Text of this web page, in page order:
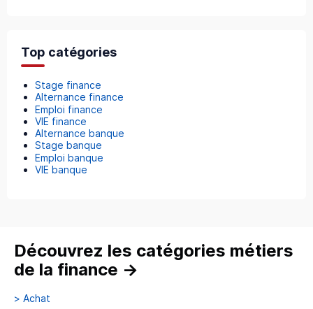
Top catégories
Stage finance
Alternance finance
Emploi finance
VIE finance
Alternance banque
Stage banque
Emploi banque
VIE banque
Découvrez les catégories métiers
de la finance →
> Achat